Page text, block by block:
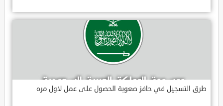
طرق التسجيل في حافز صعوبة الحصول على عمل لاول مره